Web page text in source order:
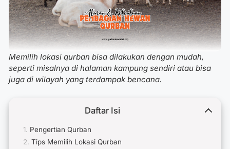
Memilih lokasi qurban bisa dilakukan dengan mudah,
seperti misalnya di halaman kampung sendiri atau bisa
juga di wilayah yang terdampak bencana.
Daftar Isi
Pengertian Qurban
Tips Memilih Lokasi Qurban